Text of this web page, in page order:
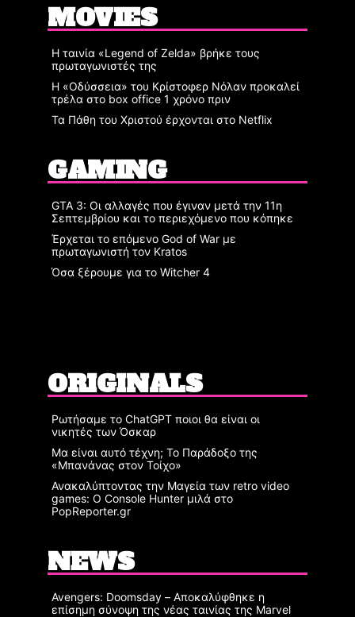
MOVIES
Η ταινία «Legend of Zelda» βρήκε τους
πρωταγωνιστές της
Η «Οδύσσεια» του Κρίστοφερ Νόλαν προκαλεί
τρέλα στο box office 1 χρόνο πριν
Τα Πάθη του Χριστού έρχονται στο Netflix
GAMING
GTA 3: Οι αλλαγές που έγιναν μετά την 11η
Σεπτεμβρίου και το περιεχόμενο που κόπηκε
Έρχεται το επόμενο God of War με
πρωταγωνιστή τον Kratos
Όσα ξέρουμε για το Witcher 4
ORIGINALS
Ρωτήσαμε το ChatGPT ποιοι θα είναι οι
νικητές των Όσκαρ
Μα είναι αυτό τέχνη; Το Παράδοξο της
«Μπανάνας στον Τοίχο»
Ανακαλύπτοντας την Μαγεία των retro video
games: Ο Console Hunter μιλά στο
PopReporter.gr
NEWS
Avengers: Doomsday – Αποκαλύφθηκε η
επίσημη σύνοψη της νέας ταινίας της Marvel